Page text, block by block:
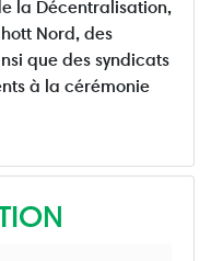
la Décentralisation,
Nord, des
que des syndicats
à la cérémonie